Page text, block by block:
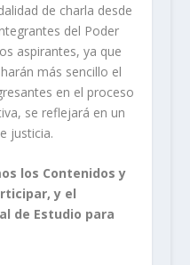
de charla desde
del Poder
aspirantes, ya que
más sencillo el
en el proceso
se reflejará en un
justicia.
los Contenidos y
y el
de Estudio para